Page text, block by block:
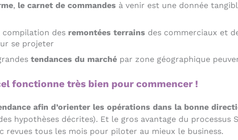
, le carnet de commandes à venir est une donnée
compilation des remontées terrains des commerciaux et
se projeter
tendances du marché par zone géographique
fonctionne très bien pour commencer !
afin d’orienter les opérations dans la bonne
hypothèses décrites). Et le gros avantage du processus
revues tous les mois pour piloter au mieux le business.